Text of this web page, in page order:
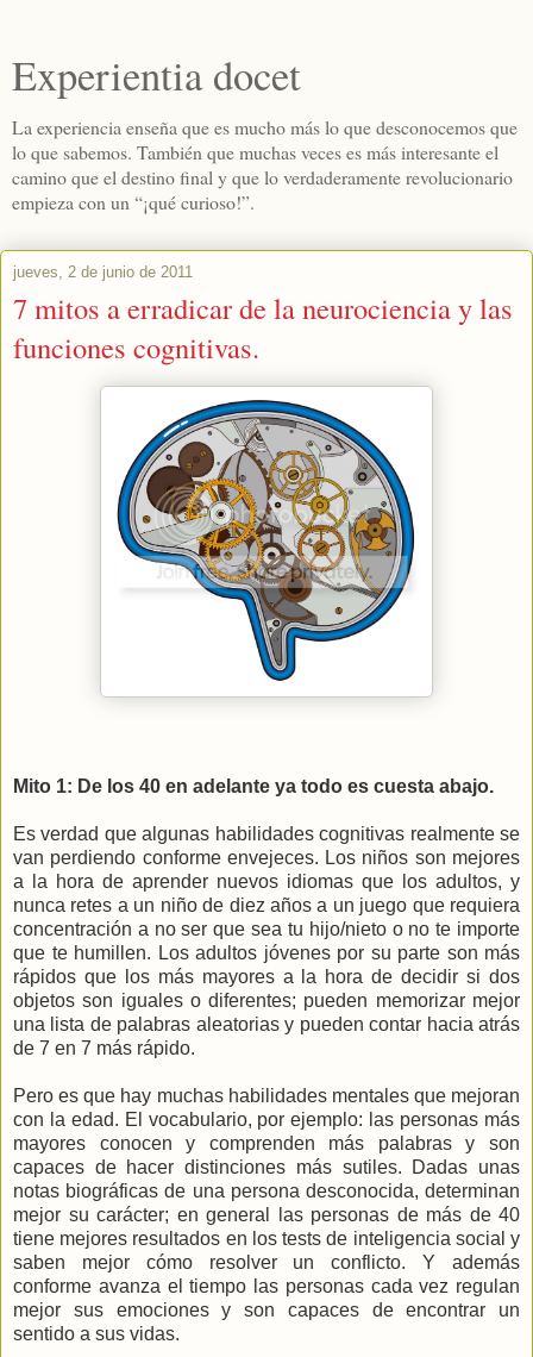
Experientia docet
La experiencia enseña que es mucho más lo que desconocemos que
lo que sabemos. También que muchas veces es más interesante el
camino que el destino final y que lo verdaderamente revolucionario
empieza con un “¡qué curioso!”.
jueves, 2 de junio de 2011
7 mitos a erradicar de la neurociencia y las
funciones cognitivas.
Mito 1: De los 40 en adelante ya todo es cuesta abajo.
Es verdad que algunas habilidades cognitivas realmente se
van perdiendo conforme envejeces. Los niños son mejores
a la hora de aprender nuevos idiomas que los adultos, y
nunca retes a un niño de diez años a un juego que requiera
concentración a no ser que sea tu hijo/nieto o no te importe
que te humillen. Los adultos jóvenes por su parte son más
rápidos que los más mayores a la hora de decidir si dos
objetos son iguales o diferentes; pueden memorizar mejor
una lista de palabras aleatorias y pueden contar hacia atrás
de 7 en 7 más rápido.
Pero es que hay muchas habilidades mentales que mejoran
con la edad. El vocabulario, por ejemplo: las personas más
mayores conocen y comprenden más palabras y son
capaces de hacer distinciones más sutiles. Dadas unas
notas biográficas de una persona desconocida, determinan
mejor su carácter; en general las personas de más de 40
tiene mejores resultados en los tests de inteligencia social y
saben mejor cómo resolver un conflicto. Y además
conforme avanza el tiempo las personas cada vez regulan
mejor sus emociones y son capaces de encontrar un
sentido a sus vidas.